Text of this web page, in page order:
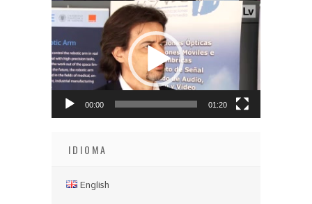
Video
Player
00:00 01:20
IDIOMA
English